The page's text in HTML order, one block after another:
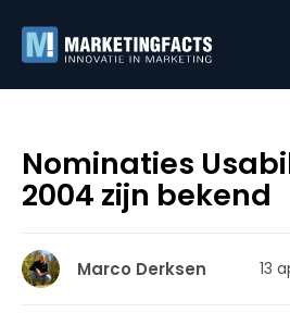
Nominaties
2004 zijn bekend
Marco Derksen 13